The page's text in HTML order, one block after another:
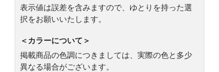
表示値は誤差を含みますので、ゆとりを持った選
択をお願いいたします。
＜カラーについて＞
掲載商品の色調につきましては、実際の色と多少
異なる場合がございます。